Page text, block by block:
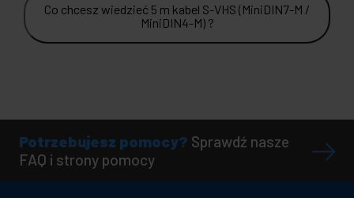
Co chcesz wiedzieć 5 m kabel S-VHS (MiniDIN7-M /
MiniDIN4-M) ?
Potrzebujesz pomocy? Sprawdź nasze
FAQ i strony pomocy